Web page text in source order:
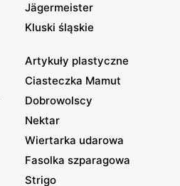
Jägermeister
Kluski śląskie
Artykuły plastyczne
Ciasteczka Mamut
Dobrowolscy
Nektar
Wiertarka udarowa
Fasolka szparagowa
Strigo